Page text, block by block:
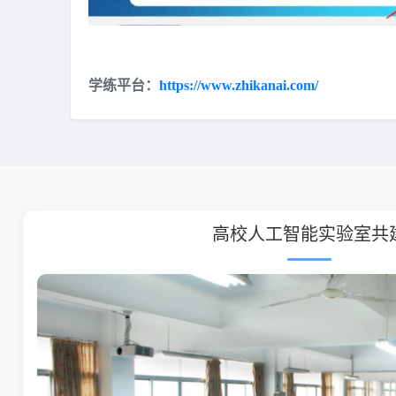
学练平台： https://www.zhikanai.com/
高校人工智能学科共